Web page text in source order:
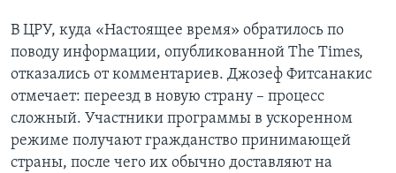
В ЦРУ, куда «Настоящее время» обратилось по
поводу информации, опубликованной The Times,
отказались от комментариев. Джозеф Фитсанакис
отмечает: переезд в новую страну – процесс
сложный. Участники программы в ускоренном
режиме получают гражданство принимающей
страны, после чего их обычно доставляют на